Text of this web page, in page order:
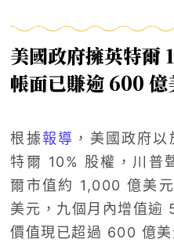
美國政府擁英特爾
帳面已賺逾 600 億
根據報導 ，美國政府
特爾 10% 股權，川普
爾市值約 1,000 億美
美元，九個月內增值逾
價值現已超過 600 億